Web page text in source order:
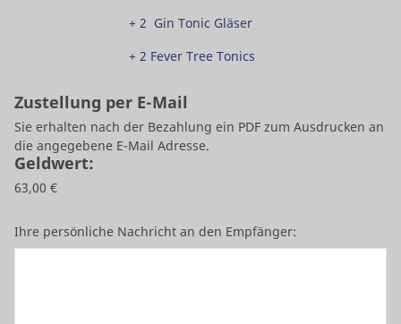
+ 2 Gin Tonic Gläser
+ 2 Fever Tree Tonics
Zustellung per E-Mail
Sie erhalten nach der Bezahlung ein PDF zum Ausdrucken an
die angegebene E-Mail Adresse.
Geldwert:
63,00 €
Ihre persönliche Nachricht an den Empfänger: